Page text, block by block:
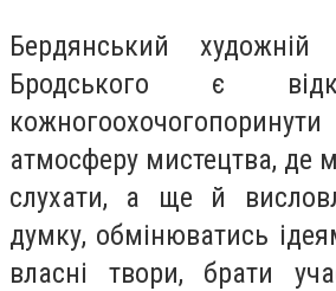
Бердянський
Бродського є
кожногоохочого
атмосферу мистецтва, де
слухати, а ще й
думку, обмінюватись
власні твори, брати